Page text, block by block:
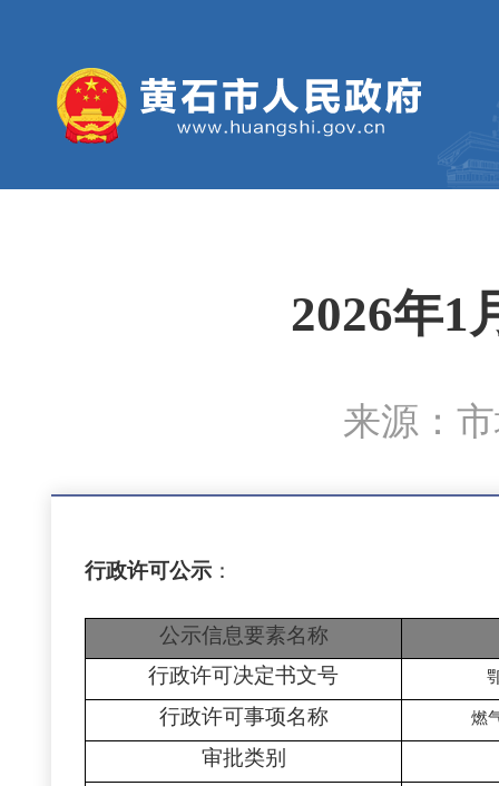
2026年1
来源：
行政许可公示 ：
公示信息要素名称
行政许可决定书文号
行政许可事项名称 燃
审批类别